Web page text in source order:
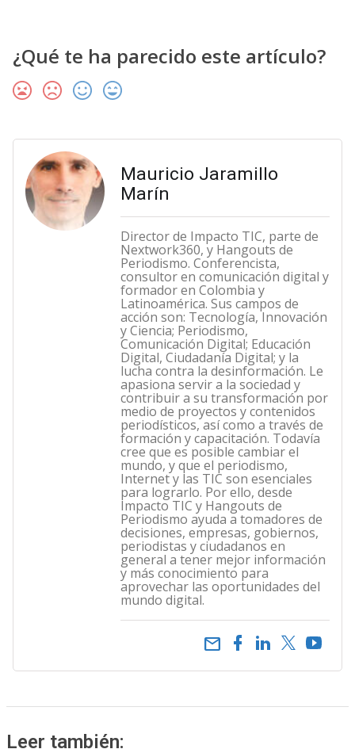
¿Qué te ha parecido este artículo?
Mauricio Jaramillo
Marín
Director de Impacto TIC, parte de
Nextwork360, y Hangouts de
Periodismo. Conferencista,
consultor en comunicación digital y
formador en Colombia y
Latinoamérica. Sus campos de
acción son: Tecnología, Innovación
y Ciencia; Periodismo,
Comunicación Digital; Educación
Digital, Ciudadanía Digital; y la
lucha contra la desinformación. Le
apasiona servir a la sociedad y
contribuir a su transformación por
medio de proyectos y contenidos
periodísticos, así como a través de
formación y capacitación. Todavía
cree que es posible cambiar el
mundo, y que el periodismo,
Internet y las TIC son esenciales
para lograrlo. Por ello, desde
Impacto TIC y Hangouts de
Periodismo ayuda a tomadores de
decisiones, empresas, gobiernos,
periodistas y ciudadanos en
general a tener mejor información
y más conocimiento para
aprovechar las oportunidades del
mundo digital.
email
Leer también: